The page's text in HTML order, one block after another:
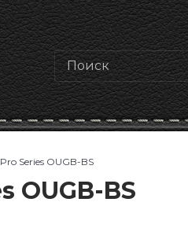
Series OUGB-BS
OUGB-BS